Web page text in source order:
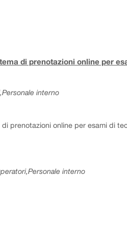
di prenotazioni online per
interno
prenotazioni online per esami di
interno